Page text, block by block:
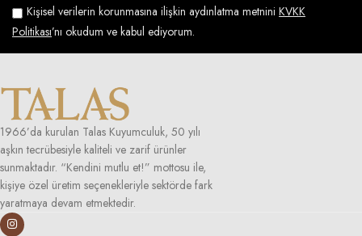
Kişisel verilerin korunmasına ilişkin aydınlatma metnini KVKK
Politikası’nı okudum ve kabul ediyorum.
1966’da kurulan Talas Kuyumculuk, 50 yılı
aşkın tecrübesiyle kaliteli ve zarif ürünler
sunmaktadır. “Kendini mutlu et!” mottosu ile,
kişiye özel üretim seçenekleriyle sektörde fark
yaratmaya devam etmektedir.